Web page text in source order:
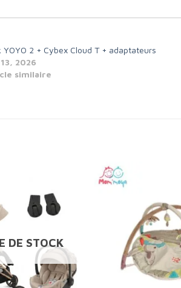
YOYO 2 + Cybex Cloud T + adaptateurs
2026
similaire
DE STOCK